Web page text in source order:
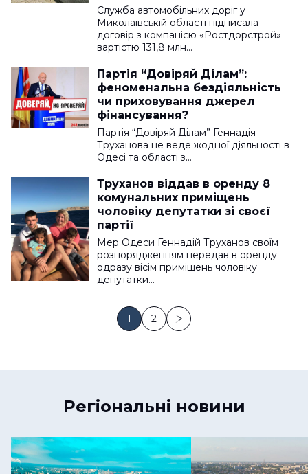
Служба автомобільних доріг у
Миколаївській області підписала
договір з компанією «Ростдорстрой»
вартістю 131,8 млн…
Партія “Довіряй Ділам”:
феноменальна бездіяльність
чи приховування джерел
фінансування?
Партія “Довіряй Ділам” Геннадія
Труханова не веде жодної діяльності в
Одесі та області з…
Труханов віддав в оренду 8
комунальних приміщень
чоловіку депутатки зі своєї
партії
Мер Одеси Геннадій Труханов своїм
розпорядженням передав в оренду
одразу вісім приміщень чоловіку
депутатки…
1 2
Регіональні новини